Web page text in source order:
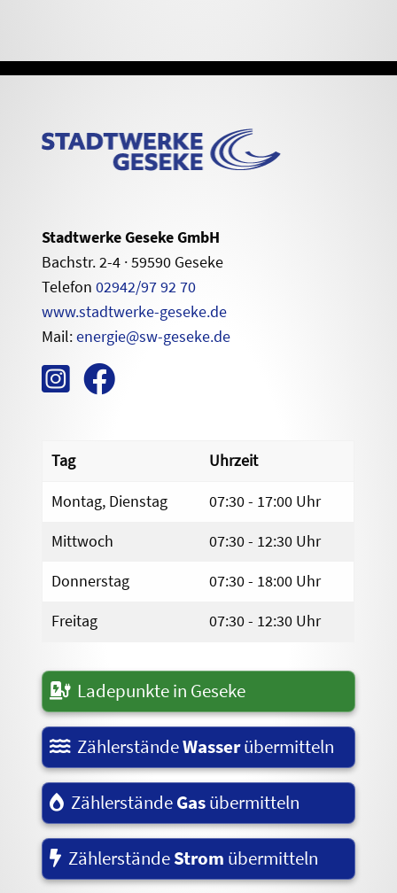
Stadtwerke Geseke GmbH
Bachstr. 2-4 · 59590 Geseke
Telefon02942/97 92 70
www.stadtwerke-geseke.de
Mail:energie@sw-geseke.de
Tag
Uhrzeit
Montag, Dienstag
07:30 - 17:00 Uhr
Mittwoch
07:30 - 12:30 Uhr
Donnerstag
07:30 - 18:00 Uhr
Freitag
07:30 - 12:30 Uhr
Ladepunkte in Geseke
ZählerständeWasserübermitteln
ZählerständeGasübermitteln
ZählerständeStrom übermitteln